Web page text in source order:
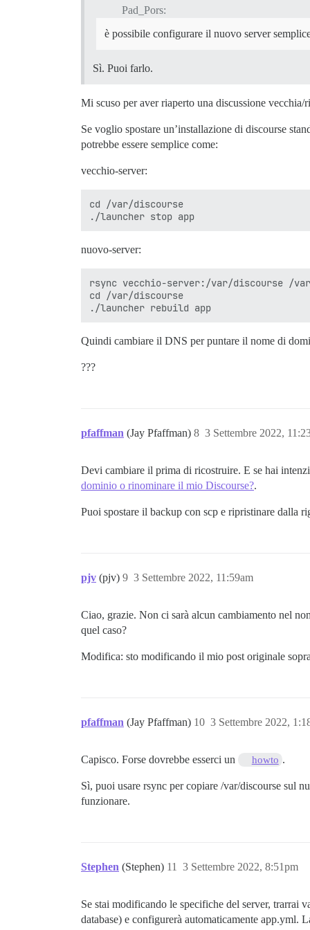
Pad_Pors:
è possibile configurare il nuovo server
Sì. Puoi farlo.
Mi scuso per aver riaperto una discussione
Se voglio spostare un’installazione di discourse
potrebbe essere semplice come:
vecchio-server:
cd /var/discourse
nuovo-server:
rsync vecchio-server:/var/discourse /var
cd /var/discourse
Quindi cambiare il DNS per puntare il nome di
???
pfaffman (Jay Pfaffman) 3 Settembre 2022,
8
Devi cambiare il prima di ricostruire. E se hai
dominio o rinominare il mio Discourse?.
Puoi spostare il backup con scp e ripristinare dalla
pjv (pjv) 3 Settembre 2022, 11:59am
9
Ciao, grazie. Non ci sarà alcun cambiamento nel
quel caso?
Modifica: sto modificando il mio post originale
pfaffman (Jay Pfaffman) 3 Settembre 2022,
10
Capisco. Forse dovrebbe esserci un howto .
Sì, puoi usare rsync per copiare /var/discourse sul
funzionare.
Stephen (Stephen) 3 Settembre 2022, 8:51pm
11
Se stai modificando le specifiche del server, trarrai
database) e configurerà automaticamente app.yml.